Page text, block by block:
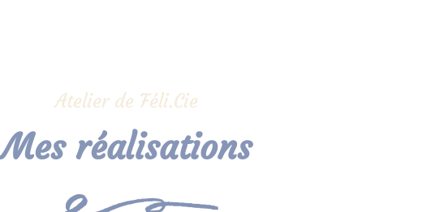
Atelier de Féli.Cie
Mes réalisations